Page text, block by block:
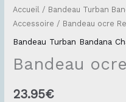
Accueil / Bandeau Turban
Accessoire / Bandeau ocre
Bandeau Turban Bandana
Bandeau
23.95€